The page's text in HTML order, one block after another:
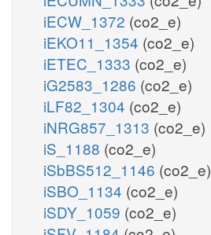
iECW_1372 (co2_e)
iEKO11_1354 (co2_e)
iETEC_1333 (co2_e)
iG2583_1286 (co2_e)
iLF82_1304 (co2_e)
iNRG857_1313 (co2_e)
iS_1188 (co2_e)
iSbBS512_1146 (co2_e)
iSBO_1134 (co2_e)
iSDY_1059 (co2_e)